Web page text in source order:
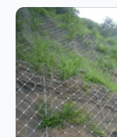
隔离栏，市政道路隔离护栏，人
护栏、道路中心隔离护栏、带广
栏、草坪花坛护栏等市政道路隔
任